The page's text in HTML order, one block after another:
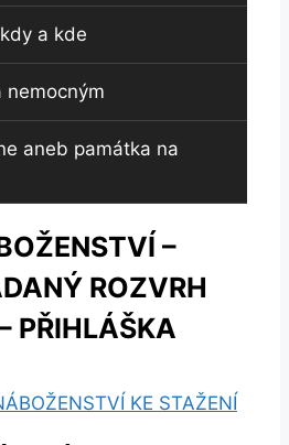
a kde
nemocným
aneb památka na
–
ROZVRH
PŘIHLÁŠKA
KE STAŽENÍ